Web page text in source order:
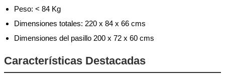
Peso: < 84 Kg
Dimensiones totales: 220 x 84 x 66 cms
Dimensiones del pasillo 200 x 72 x 60 cms
Características Destacadas